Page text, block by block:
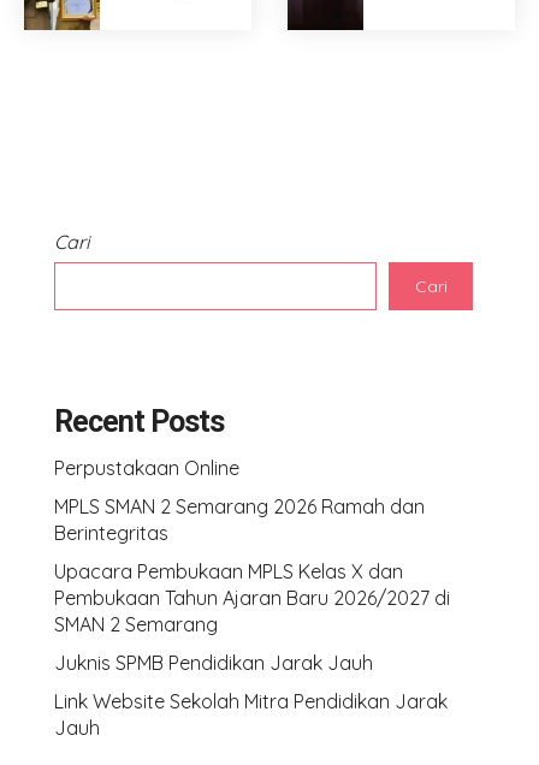
Cari
Cari
Recent Posts
Perpustakaan Online
MPLS SMAN 2 Semarang 2026 Ramah dan
Berintegritas
Upacara Pembukaan MPLS Kelas X dan
Pembukaan Tahun Ajaran Baru 2026/2027 di
SMAN 2 Semarang
Juknis SPMB Pendidikan Jarak Jauh
Link Website Sekolah Mitra Pendidikan Jarak
Jauh